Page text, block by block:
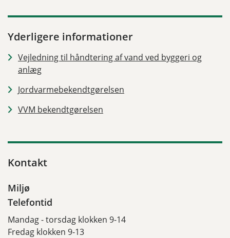
Yderligere informationer
Vejledning til håndtering af vand ved byggeri og
anlæg
Jordvarmebekendtgørelsen
VVM bekendtgørelsen
Kontakt
Miljø
Telefontid
Mandag - torsdag klokken 9-14
Fredag klokken 9-13